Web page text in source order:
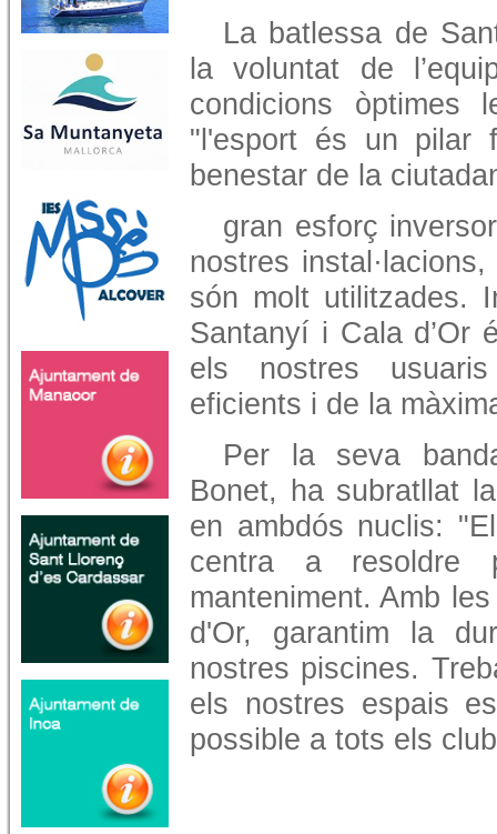
La batlessa de
la voluntat de
condicions òptimes
"l'esport és un pilar
benestar de la
gran esforç
nostres
són molt utilitzades.
Santanyí i Cala d’Or
els nostres
eficients i de la
Per la seva
Bonet, ha subratllat
en ambdós nuclis:
centra a resoldre
manteniment. Amb
d'Or, garantim la
nostres piscines.
els nostres espais
possible a tots els